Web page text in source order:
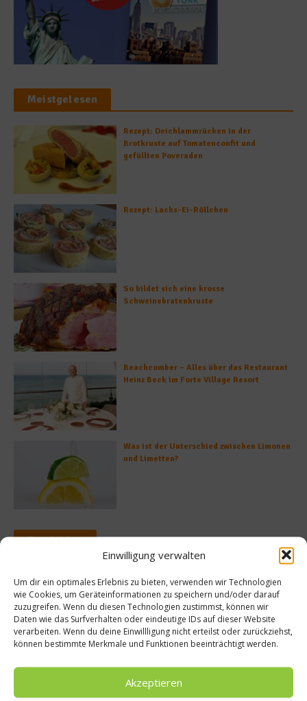
Einwilligung verwalten
Um dir ein optimales Erlebnis zu bieten, verwenden wir Technologien
wie Cookies, um Geräteinformationen zu speichern und/oder darauf
zuzugreifen. Wenn du diesen Technologien zustimmst, können wir
Daten wie das Surfverhalten oder eindeutige IDs auf dieser Website
verarbeiten. Wenn du deine Einwillligung nicht erteilst oder zurückziehst,
können bestimmte Merkmale und Funktionen beeinträchtigt werden.
Akzeptieren
Meistgelesen
Rezept: Deichlammrücken in der
Brotkruste auf Tomatenconfit und
gefüllten Poveraden
Rezept: Lachs-Ei-Röllchen
So bildet sich eine krosse
Schweinebratenkruste
Beachcomber – Alles über das Restaurant
Heinz Beck im Forte Village Resort
Was ist der Unterschied zwischen Limonen
und Limetten?
Empfohlen
Küchentipps
sind Fondue und
Gastro
Was ist
zwischen
Ibérico
28.